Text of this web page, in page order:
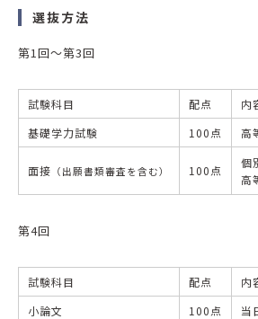
選抜方法
第1回～第3回
試験科目 配点
内
基礎学力試験
100点 高
面接 （出願書類審査を含む） 100点
個
高
第4回
試験科目 配点
内
小論文
100点 当